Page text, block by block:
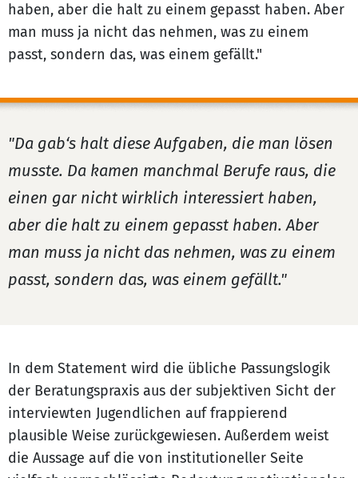
haben, aber die halt zu einem gepasst haben. Aber
man muss ja nicht das nehmen, was zu einem
passt, sondern das, was einem gefällt."
"Da gab‘s halt diese Aufgaben, die man lösen
musste. Da kamen manchmal Berufe raus, die
einen gar nicht wirklich interessiert haben,
aber die halt zu einem gepasst haben. Aber
man muss ja nicht das nehmen, was zu einem
passt, sondern das, was einem gefällt."
In dem Statement wird die übliche Passungslogik
der Beratungspraxis aus der subjektiven Sicht der
interviewten Jugendlichen auf frappierend
plausible Weise zurückgewiesen. Außerdem weist
die Aussage auf die von institutioneller Seite